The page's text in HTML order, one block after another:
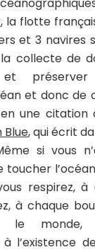
, la flotte
et 3 navires
collecte de
et donc de
une citation
Blue, qui écrit
si vous
respirez, à
à chaque
le
l’existence